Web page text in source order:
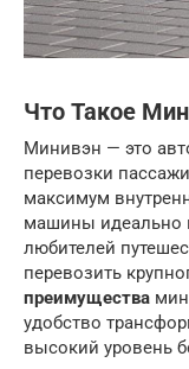
Что Такое
Минивэн — это
перевозки
максимум
машины идеально
любителей
перевозить
преимущества
удобство
высокий уровень